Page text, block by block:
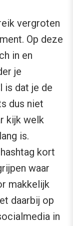
vergroten
Op deze
in en
je
is dat je de
dus niet
kijk welk
is.
kort
waar
makkelijk
daarbij op
in